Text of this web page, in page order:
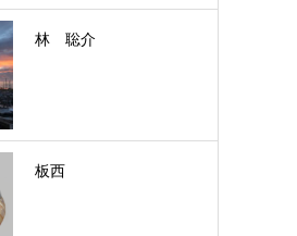
林 聡介
板西